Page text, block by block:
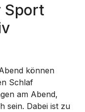
Sport
können
Schlaf
am Abend,
sein. Dabei ist zu